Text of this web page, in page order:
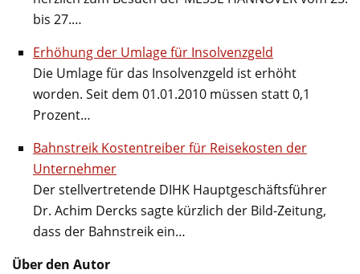
bis 27.…
Erhöhung der Umlage für Insolvenzgeld
Die Umlage für das Insolvenzgeld ist erhöht
worden. Seit dem 01.01.2010 müssen statt 0,1
Prozent…
Bahnstreik Kostentreiber für Reisekosten der
Unternehmer
Der stellvertretende DIHK Hauptgeschäftsführer
Dr. Achim Dercks sagte kürzlich der Bild-Zeitung,
dass der Bahnstreik ein…
Über den Autor